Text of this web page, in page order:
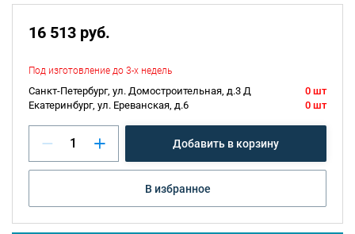
16 513 руб.
Под изготовление до 3-х недель
Санкт-Петербург, ул. Домостроительная, д.3 Д
0 шт
Екатеринбург, ул. Ереванская, д.6
0 шт
Добавить в корзину
В избранное